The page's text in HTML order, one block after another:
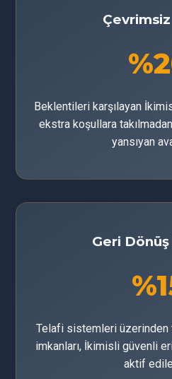
Çevrimsiz
Beklentileri karşılayan
ekstra koşullara
yansıyan
Geri
Telafi sistemleri üzerinden
imkanları, İkimisli güvenli
aktif